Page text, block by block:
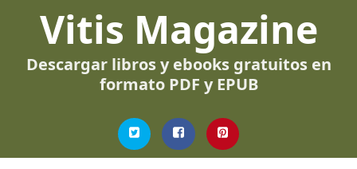
Vitis Magazine
Descargar libros y ebooks gratuitos en
formato PDF y EPUB